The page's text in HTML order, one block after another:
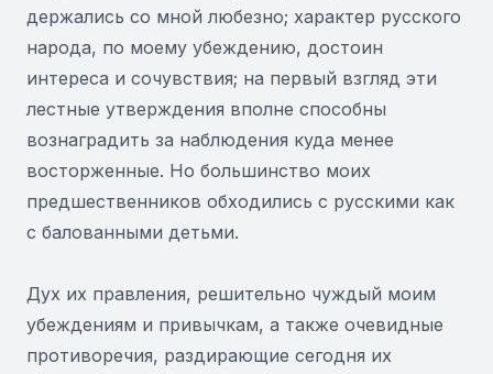
держались со мной любезно; характер русского
народа, по моему убеждению, достоин
интереса и сочувствия; на первый взгляд эти
лестные утверждения вполне способны
вознаградить за наблюдения куда менее
восторженные. Но большинство моих
предшественников обходились с русскими как
с балованными детьми.
Дух их правления, решительно чуждый моим
убеждениям и привычкам, а также очевидные
противоречия, раздирающие сегодня их